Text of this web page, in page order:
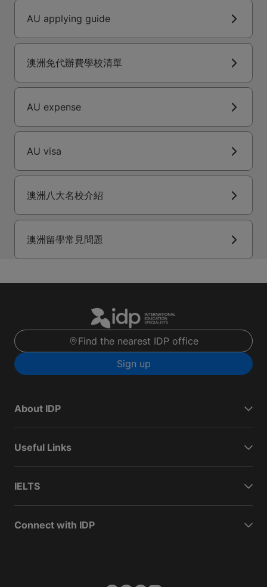
AU applying guide
澳洲免代辦費學校清單
AU expense
AU visa
澳洲八大名校介紹
澳洲留學常見問題
Find the nearest IDP office
Sign up
About IDP
Useful Links
IELTS
Connect with IDP